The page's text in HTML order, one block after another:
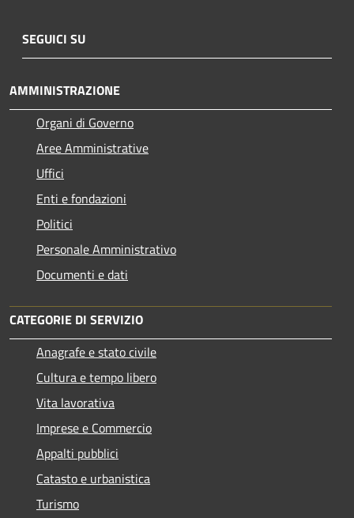
SEGUICI SU
AMMINISTRAZIONE
Organi di Governo
Aree Amministrative
Uffici
Enti e fondazioni
Politici
Personale Amministrativo
Documenti e dati
CATEGORIE DI SERVIZIO
Anagrafe e stato civile
Cultura e tempo libero
Vita lavorativa
Imprese e Commercio
Appalti pubblici
Catasto e urbanistica
Turismo